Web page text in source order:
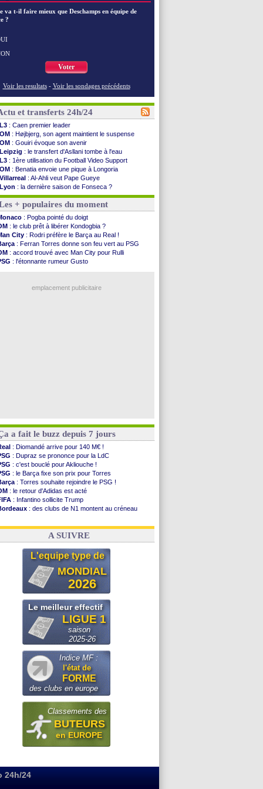
va t-il faire mieux que Deschamps en équipe de
?
Voter
Voir les resultats - Voir les sondages précédents
et transferts 24h/24
L3 : Caen premier leader
OM : Højbjerg, son agent maintient le suspense
OM : Gouiri évoque son avenir
Leipzig : le transfert d'Asllani tombe à l'eau
L3 : 1ère utilisation du Football Video Support
OM : Benatia envoie une pique à Longoria
Villarreal : Al-Ahli veut Pape Gueye
Lyon : la dernière saison de Fonseca ?
OM: un nouveau prétendant pour Højbjerg
Brest: un gardien norvégien en approche ?
OM: McCourt a versé 120 M€ en 2026
PSG: 4 retours dans le groupe face à Man Utd ...
Nice: Kevin Carlos va partir en Italie
L1: prison avec sursis requis contre un arbitre
Leganés: c'est signé pour Luca Zidane (off.)
Atletico: Ruggeri en route pour Aston Villa
Monaco: Filipe Luis soutient Biereth
: Naples vise Gabriel Jesus
+ populaires du moment
: Pogba pointé du doigt
: le club prêt à libérer Kondogbia ?
City : Rodri préfère le Barça au Real !
: Ferran Torres donne son feu vert au PSG
: accord trouvé avec Man City pour Rulli
: l'étonnante rumeur Gusto
emplacement publicitaire
a fait le buzz depuis 7 jours
: Diomandé arrive pour 140 M€ !
: Dupraz se prononce pour la LdC
: c'est bouclé pour Akliouche !
: le Barça fixe son prix pour Torres
: Torres souhaite rejoindre le PSG !
: le retour d'Adidas est acté
: Infantino sollicite Trump
: des clubs de N1 montent au créneau
: le démenti de Leipzig pour Diomandé
A SUIVRE
L'equipe type de
MONDIAL
2026
Le meilleur effectif
LIGUE 1
saison
2025-26
Indice MF :
l'état de
FORME
des clubs en europe
Classements des
BUTEURS
en EUROPE
24h/24